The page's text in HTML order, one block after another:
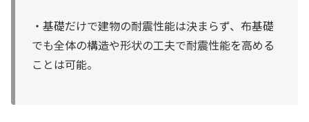
・基礎だけで建物の耐震性能は決まらず、布基礎
でも全体の構造や形状の工夫で耐震性能を高める
ことは可能。